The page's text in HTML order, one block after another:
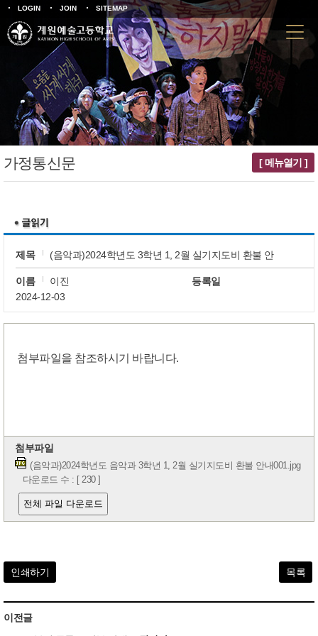
LOGIN JOIN SITEMAP
가정통신문 [ 메뉴열기 ]
제목 (음악과)2024학년도 3학년 1, 2월 실기지도비 환불 안
이름 이진
등록일
2024-12-03
첨부파일을 참조하시기 바랍니다.
첨부파일
(음악과)2024학년도 음악과 3학년 1, 2월 실기지도비 환불 안내001.jpg
다운로드 수 : [ 230 ]
전체 파일 다운로드
인쇄하기 목록
이전글